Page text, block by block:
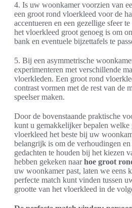
4. Is uw woonkamer voorzien van
een groot rond vloerkleed voor de
accentueren en een gezellige sfeer
het vloerkleed groot genoeg is om
bank en eventuele bijzettafels te
5. Bij een asymmetrische
experimenteren met verschillende
vloerkleden. Een groot rond
contrast vormen met de rest van de
speelser maken.
Door de bovenstaande praktische
kunt u gemakkelijker bepalen welke
vloerkleed het beste bij uw
belangrijk is om de verhoudingen
gedachten te houden bij het kiezen
hebben gekeken naarhoe groot
uw woonkamer past, laten we eens
perfecte match kunt vinden tussen
grootte van het vloerkleed in de